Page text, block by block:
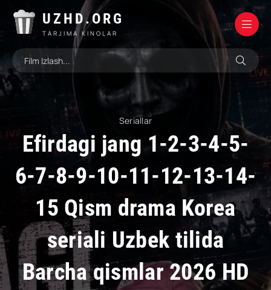
UZHD.ORG
TARJIMA KINOLAR
Seriallar
Efirdagi jang 1-2-3-4-5-
6-7-8-9-10-11-12-13-14-
15 Qism drama Korea
seriali Uzbek tilida
Barcha qismlar 2026 HD